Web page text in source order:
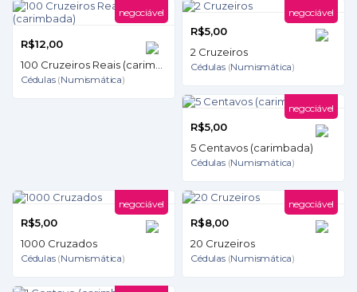
negociável
R$12,00
Cédulas(Numismática)
negociável
R$5,00
2 Cruzeiros
Cédulas(Numismática)
negociável
R$5,00
5 Centavos (carimbada)
Cédulas(Numismática)
negociável
R$5,00
1000 Cruzados
Cédulas(Numismática)
negociável
R$8,00
20 Cruzeiros
Cédulas(Numismática)